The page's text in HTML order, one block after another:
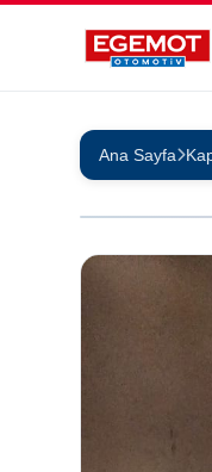
Ana Sayfa